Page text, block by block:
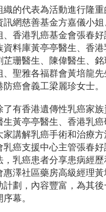
織的代表為活動進行隆
訊網慈善基金方嘉儀小
、香港乳癌基金會張春
資料庫黃亭亭醫生、香
芷珊醫生、陳偉醫生、
、聖雅各福群會黃培龍
癌會義工梁麗珍女士。
了有香港遺傳性乳癌家
生黃亭亭醫生、香港乳
家講解乳癌手術和治療
乳癌支援中心主管張春
，乳癌患者分享患病經
惠澤社區藥房高級經理
計劃，內容豐富，為其
幕。